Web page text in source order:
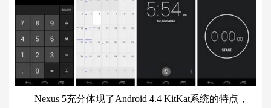
Nexus 5充分体现了Android 4.4 KitKat系统的特点，